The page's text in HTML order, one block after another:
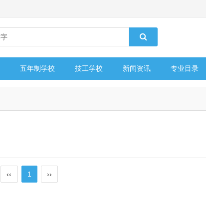
五年制学校 技工学校 新闻资讯 专业目录
‹‹ 1 ››